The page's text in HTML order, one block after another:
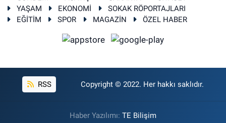
YAŞAM
EKONOMİ
SOKAK RÖPORTAJLARI
EĞİTİM
SPOR MAGAZİN ÖZEL HABER
RSS Copyright © 2022. Her hakkı saklıdır.
Haber Yazılımı: TE Bilişim